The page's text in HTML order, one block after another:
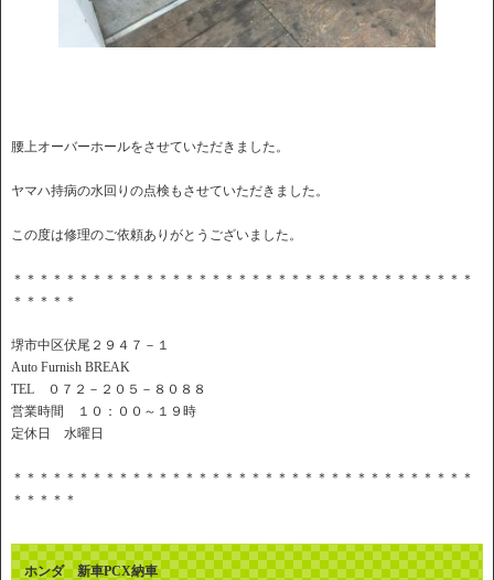
腰上オーバーホールをさせていただきました。
ヤマハ持病の水回りの点検もさせていただきました。
この度は修理のご依頼ありがとうございました。
＊＊＊＊＊＊＊＊＊＊＊＊＊＊＊＊＊＊＊＊＊＊＊＊＊＊＊＊＊＊＊＊＊＊＊
＊＊＊＊＊
堺市中区伏尾２９４７－１
Auto Furnish BREAK
TEL ０７２－２０５－８０８８
営業時間 １０：００～１９時
定休日 水曜日
＊＊＊＊＊＊＊＊＊＊＊＊＊＊＊＊＊＊＊＊＊＊＊＊＊＊＊＊＊＊＊＊＊＊＊
＊＊＊＊＊
ホンダ 新車PCX納車